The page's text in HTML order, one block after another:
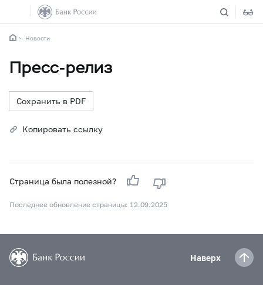
Новости
Пресс-релиз
Сохранить в PDF
Копировать ссылку
Страница была полезной?
Последнее обновление страницы: 12.09.2025
Наверх